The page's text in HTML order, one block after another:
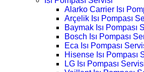
Alarko Carrier Isı
Arçelik Isı Pompası
Baymak Isı Pompası
Bosch Isı Pompası
Eca Isı Pompası
Hisense Isı Pompası
LG Isı Pompası